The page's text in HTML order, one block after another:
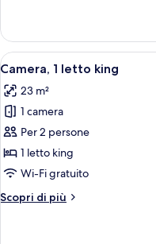
1
letto
king
Apri
tutte
le
foto
per
Camera,
1
king
14
Camera, 1 letto king
23 m²
1 camera
Per 2 persone
1 letto king
Wi-Fi gratuito
Scopri di più
Altri